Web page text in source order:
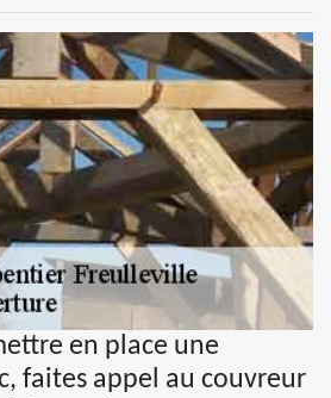
en place une
faites appel au couvreur